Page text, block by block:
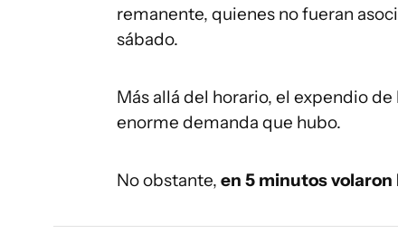
remanente, quienes no fueran
sábado.
Más allá del horario, el expendio
enorme demanda que hubo.
No obstante, en 5 minutos volaron